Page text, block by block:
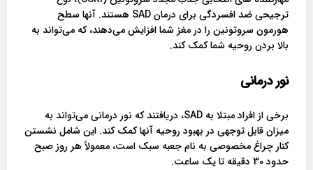
ترجیحی ضد افسردگی برای درمان SAD هستند. آنها سطح
هورمون سروتونین را در مغز شما افزایش می‌دهند، که می‌تواند به
بالا بردن روحیه شما کمک کند.
نور درمانی
برخی از افراد مبتلا به SAD، دریافتند که نور درمانی می‌تواند به
میزان قابل توجهی در بهبود روحیه آنها کمک کند. این شامل نشستن
کنار چراغ مخصوصی به نام جعبه سبک است، معمولاً هر روز صبح
حدود 30 دقیقه تا یک ساعت.